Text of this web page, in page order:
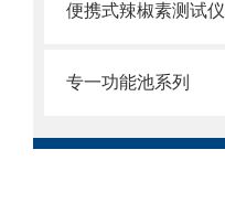
便携式辣椒素测试仪
专一功能池系列